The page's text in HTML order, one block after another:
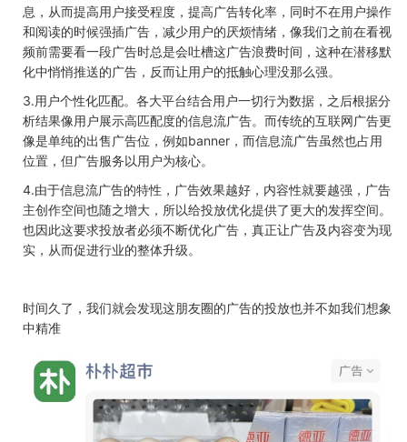
息，从而提高用户接受程度，提高广告转化率，同时不在用户操作
和阅读的时候强插广告，减少用户的厌烦情绪，像我们之前在看视
频前需要看一段广告时总是会吐槽这广告浪费时间，这种在潜移默
化中悄悄推送的广告，反而让用户的抵触心理没那么强。
3.用户个性化匹配。各大平台结合用户一切行为数据，之后根据分
析结果像用户展示高匹配度的信息流广告。而传统的互联网广告更
像是单纯的出售广告位，例如banner，而信息流广告虽然也占用
位置，但广告服务以用户为核心。
4.由于信息流广告的特性，广告效果越好，内容性就要越强，广告
主创作空间也随之增大，所以给投放优化提供了更大的发挥空间。
也因此这要求投放者必须不断优化广告，真正让广告及内容变为现
实，从而促进行业的整体升级。
时间久了，我们就会发现这朋友圈的广告的投放也并不如我们想象
中精准